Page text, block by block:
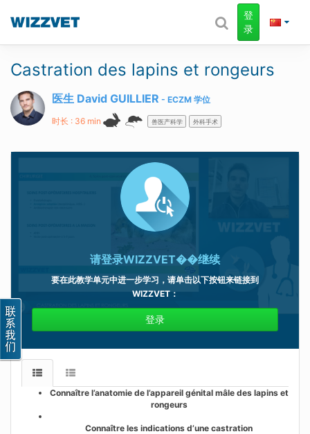
登
录
Castration des lapins et rongeurs
医生 David GUILLIER ECZM 学位
时长 : 36 min 兽医产科学 外科手术
请登录WIZZVET��继续
要在此教学单元中进一步学习，请单击以下按钮来链接到
WIZZVET：
登录
Connaître l’anatomie de l’appareil génital mâle des lapins et
rongeurs
Connaître les indications d’une castration